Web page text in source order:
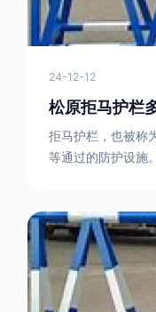
24-12-12
松原拒马护栏
拒马护栏，也被称
等通过的防护设施。 **一、结构特点** 1. **框架结构
方形的框架组合。
结构，能够承受一
管制的现场，三
在一起，像一个个